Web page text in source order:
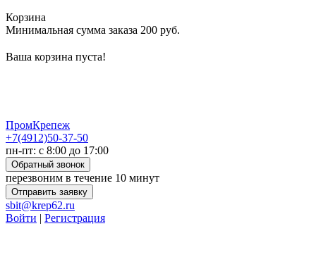
Корзина
Минимальная сумма заказа 200 руб.
Ваша корзина пуста!
ПромКрепеж
+7(4912)50-37-50
пн-пт: с 8:00 до 17:00
Обратный звонок
перезвоним в течение 10 минут
Отправить заявку
sbit@krep62.ru
Войти | Регистрация